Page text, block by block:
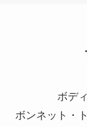
ボデ
ボンネット・